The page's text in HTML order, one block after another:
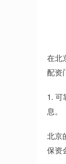
在北
配资
1. 可
息。
北京
保资